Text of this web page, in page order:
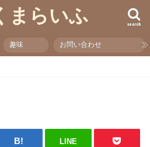
まらいふ search
趣味 お問い合わせ
LINE